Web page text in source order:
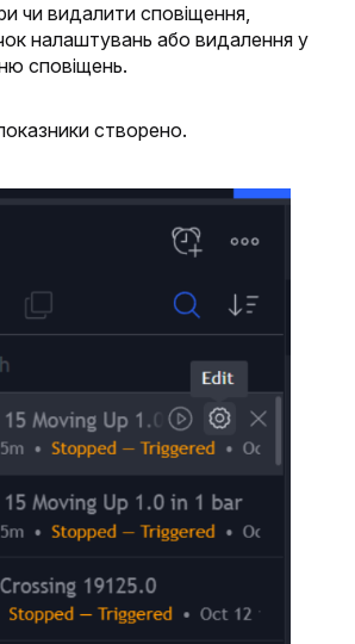
чи видалити сповіщення,
налаштувань або видалення у
сповіщень.
створено.